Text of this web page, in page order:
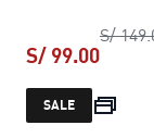
S/
S/ 99.00
precio
SALE